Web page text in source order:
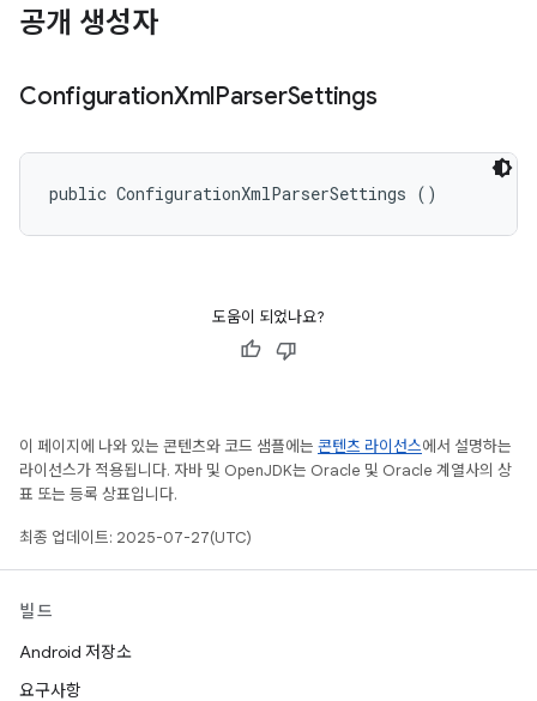
공개 생성자
ConfigurationXmlParserSettings
public ConfigurationXmlParserSettings ()
도움이 되었나요?
이 페이지에 나와 있는 콘텐츠와 코드 샘플에는 콘텐츠 라이선스에서 설명하는
라이선스가 적용됩니다. 자바 및 OpenJDK는 Oracle 및 Oracle 계열사의 상
표 또는 등록 상표입니다.
최종 업데이트: 2025-07-27(UTC)
빌드
Android 저장소
요구사항